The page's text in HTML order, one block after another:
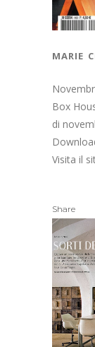
marie
Box
di
Visita il
Share